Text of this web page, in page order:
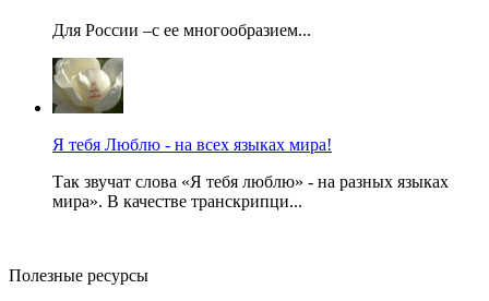
Для России –с ее многообразием...
Я тебя Люблю - на всех языках мира!
Так звучат слова «Я тебя люблю» - на разных языках
мира». В качестве транскрипци...
Полезные ресурсы